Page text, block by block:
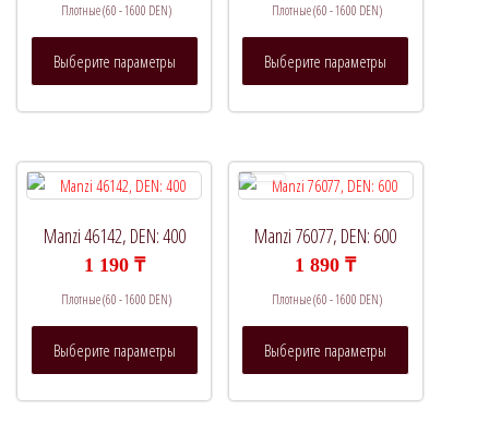
Плотные (60 - 1600 DEN)
Выберите параметры
Этот
Опции
можно
Плотные (60 - 1600 DEN)
Выберите параметры
Опции
можно
Manzi 46142, DEN: 400
1 190 ₸
Плотные (60 - 1600 DEN)
Выберите параметры
Этот
Manzi 76077, DEN: 600
1 890₸
Плотные (60 - 1600 DEN)
Выберите параметры